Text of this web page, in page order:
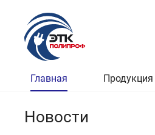
Главная Продукция
Новости